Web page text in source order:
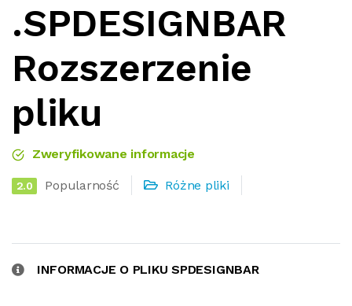
.SPDESIGNBAR
Rozszerzenie
pliku
Zweryfikowane informacje
2.0 Popularność Różne pliki
INFORMACJE O PLIKU SPDESIGNBAR